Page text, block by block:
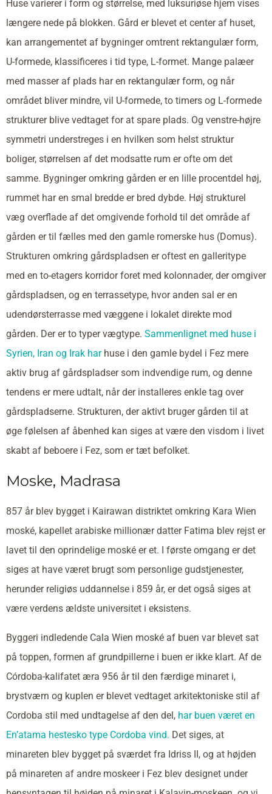
Huse varierer i form og størrelse, med luksuriøse hjem vises
længere nede på blokken. Gård er blevet et center af huset,
kan arrangementet af bygninger omtrent rektangulær form,
U-formede, klassificeres i tid type, L-formet. Mange palæer
med masser af plads har en rektangulær form, og når
området bliver mindre, vil U-formede, to timers og L-formede
strukturer blive vedtaget for at spare plads. Og venstre-højre
symmetri understreges i en hvilken som helst struktur
boliger, størrelsen af det modsatte rum er ofte om det
samme. Bygninger omkring gården er en lille procentdel høj,
rummet har en smal bredde er bred dybde. Høj strukturel
væg overflade af det omgivende forhold til det område af
gården er til fælles med den gamle romerske hus (Domus).
Strukturen omkring gårdspladsen er oftest en galleritype
med en to-etagers korridor foret med kolonnader, der omgiver
gårdspladsen, og en terrassetype, hvor anden sal er en
udendørsterrasse med væggene i lokalet direkte mod
gården. Der er to typer vægtype. Sammenlignet med huse i
Syrien, Iran og Irak harhuse i den gamle bydel i Fez mere
aktiv brug af gårdspladser som indvendige rum, og denne
tendens er mere udtalt, når der installeres enkle tag over
gårdspladserne. Strukturen, der aktivt bruger gården til at
øge følelsen af åbenhed kan siges at være den visdom i livet
skabt af beboere i Fez, som er tæt befolket.
Moske, Madrasa
857 år blev bygget i Kairawan distriktet omkring Kara Wien
moské, kapellet arabiske millionær datter Fatima blev rejst er
lavet til den oprindelige moské er et. I første omgang er det
siges at have været brugt som personlige gudstjenester,
herunder religiøs uddannelse i 859 år, er det også siges at
være verdens ældste universitet i eksistens.
Byggeri indledende Cala Wien moské af buen var blevet sat
på toppen, formen af grundpillerne i buen er ikke klart. Af de
Córdoba-kalifatet æra 956 år til den færdige minaret i,
brystværn og kuplen er blevet vedtaget arkitektoniske stil af
Cordoba stil med undtagelse af den del, har buen været en
En’atama hestesko type Cordoba vind. Det siges, at
minareten blev bygget på sværdet fra Idriss II, og at højden
på minareten af andre moskeer i Fez blev designet under